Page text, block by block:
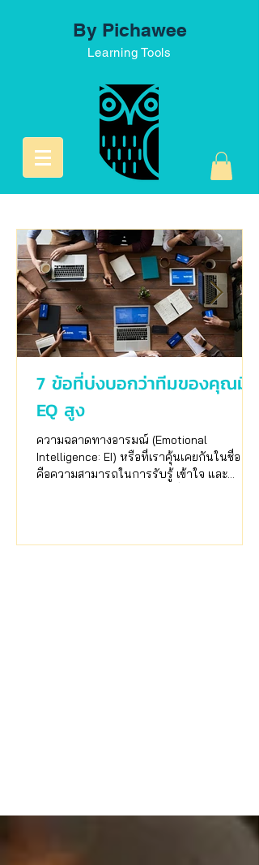
By Pichawee
Learning Tools
7 ข้อที่บ่งบอกว่าทีมของคุณมี
EQ สูง
ความฉลาดทางอารมณ์ (Emotional
Intelligence: EI) หรือที่เราคุ้นเคยกันในชื่อ EQ
คือความสามารถในการรับรู้ เข้าใจ และ